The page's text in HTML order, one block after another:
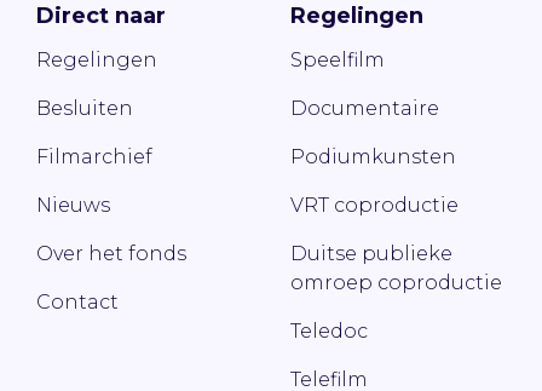
Direct naar
Regelingen
Besluiten
Filmarchief
Nieuws
Over het fonds
Contact
Regelingen
Speelfilm
Documentaire
Podiumkunsten
VRT coproductie
Duitse publieke
omroep coproductie
Teledoc
Telefilm